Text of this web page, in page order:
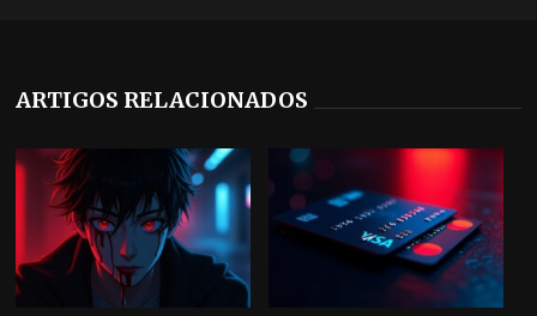
ARTIGOS RELACIONADOS